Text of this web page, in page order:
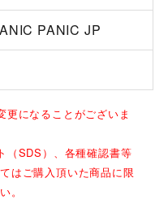
PANIC JP
になることがございま
（SDS）、各種確認書等
はご購入頂いた商品に限
。